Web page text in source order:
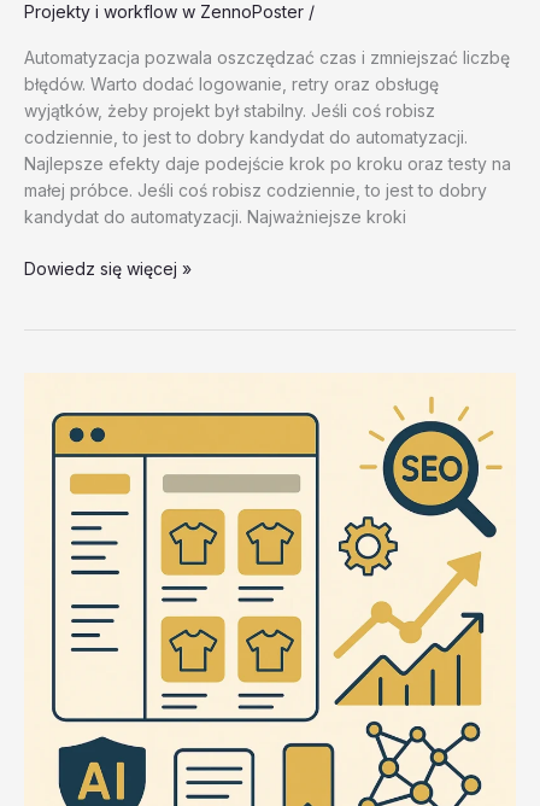
Projekty i workflow w ZennoPoster /
Automatyzacja pozwala oszczędzać czas i zmniejszać liczbę
błędów. Warto dodać logowanie, retry oraz obsługę
wyjątków, żeby projekt był stabilny. Jeśli coś robisz
codziennie, to jest to dobry kandydat do automatyzacji.
Najlepsze efekty daje podejście krok po kroku oraz testy na
małej próbce. Jeśli coś robisz codziennie, to jest to dobry
kandydat do automatyzacji. Najważniejsze kroki
Czym
–
20260202
Dowiedz się więcej »